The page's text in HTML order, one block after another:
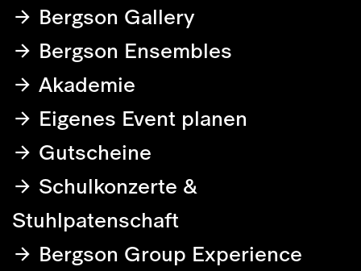
Bergson Gallery
Bergson Ensembles
Akademie
Eigenes Event planen
Gutscheine
Schulkonzerte &
Stuhlpatenschaft
Bergson Group Experience